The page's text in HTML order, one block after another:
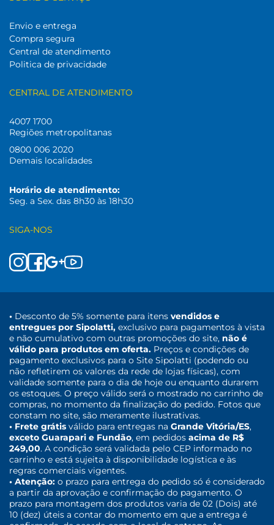
Envio e entrega
Compra segura
Central de atendimento
Politica de privacidade
CENTRAL DE ATENDIMENTO
4007 1700
Regiões metropolitanas
0800 006 2020
Demais localidades
Horário de atendimento:
Seg. a Sex. das 8h30 às 18h30
SIGA-NOS
• Desconto de 5% somente para itens vendidos e
entregues por Sipolatti, exclusivo para pagamentos à vista
e não cumulativo com outras promoções do site, não é
válido para produtos em oferta. Preços e condições de
pagamento exclusivos para o Site Sipolatti (podendo ou
não refletirem os valores da rede de lojas físicas), com
validade somente para o dia de hoje ou enquanto durarem
os estoques. O preço válido será o mostrado no carrinho de
compras, no momento da finalização do pedido. Fotos que
constam no site, são meramente ilustrativas.
• Frete grátis válido para entregas na Grande Vitória/ES,
exceto Guarapari e Fundão, em pedidos acima de R$
249,00. A condição será validada pelo CEP informado no
carrinho e está sujeita à disponibilidade logística e às
regras comerciais vigentes.
• Atenção: o prazo para entrega do pedido só é considerado
a partir da aprovação e confirmação do pagamento. O
prazo para montagem dos produtos varia de 02 (Dois) até
10 (dez) úteis a contar do momento em que a entrega é